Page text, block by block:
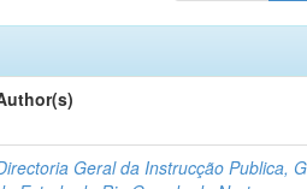
Geral da Instrucção Publica,